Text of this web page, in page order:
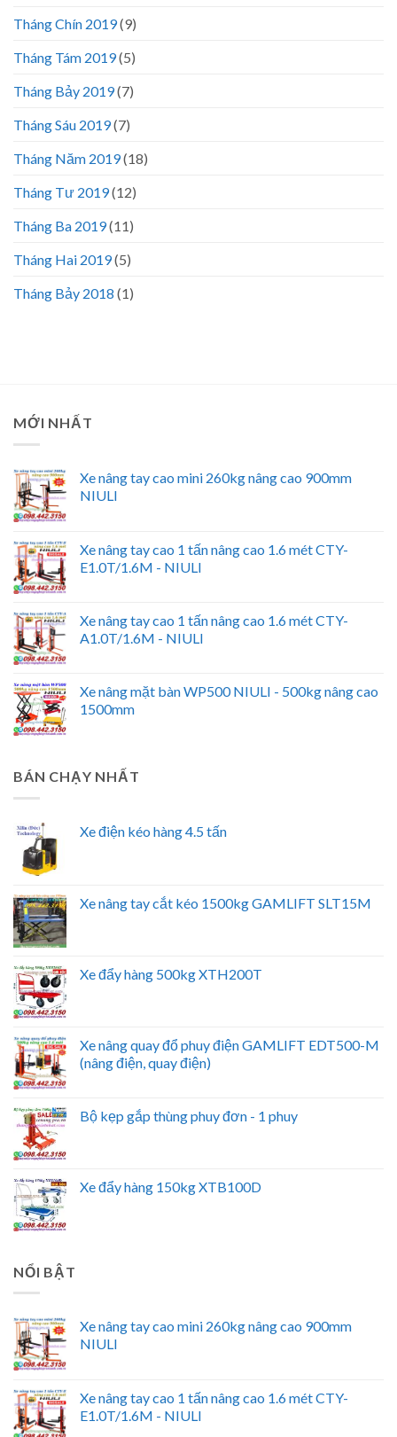
Tháng Chín 2019(9)
Tháng Tám 2019(5)
Tháng Bảy 2019(7)
Tháng Sáu 2019(7)
Tháng Năm 2019(18)
Tháng Tư 2019(12)
Tháng Ba 2019(11)
Tháng Hai 2019(5)
Tháng Bảy 2018 (1)
MỚI NHẤT
Xe nâng tay cao mini 260kg nâng cao 900mm
NIULI
Xe nâng tay cao 1 tấn nâng cao 1.6 mét CTY-
E1.0T/1.6M - NIULI
Xe nâng tay cao 1 tấn nâng cao 1.6 mét CTY-
A1.0T/1.6M - NIULI
Xe nâng mặt bàn WP500 NIULI - 500kg nâng cao
1500mm
BÁN CHẠY NHẤT
Xe điện kéo hàng 4.5 tấn
Xe nâng tay cắt kéo 1500kg GAMLIFT SLT15M
Xe đẩy hàng 500kg XTH200T
Xe nâng quay đổ phuy điện GAMLIFT EDT500-M
(nâng điện, quay điện)
Bộ kẹp gắp thùng phuy đơn - 1 phuy
Xe đẩy hàng 150kg XTB100D
NỔI BẬT
Xe nâng tay cao mini 260kg nâng cao 900mm
NIULI
Xe nâng tay cao 1 tấn nâng cao 1.6 mét CTY-
E1.0T/1.6M - NIULI